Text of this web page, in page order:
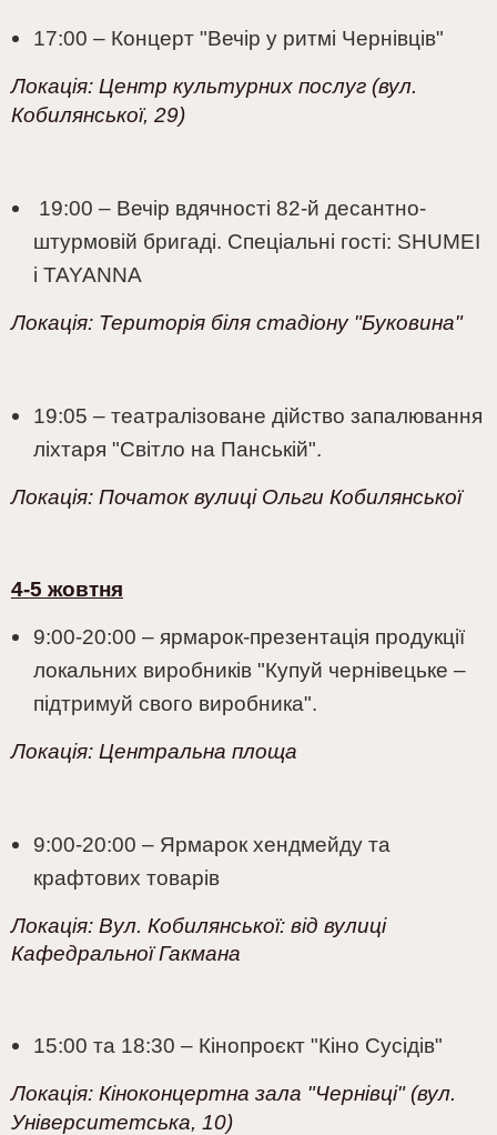
17:00 – Концерт "Вечір у ритмі Чернівців"
Локація: Центр культурних послуг (вул.
Кобилянської, 29)
19:00 – Вечір вдячності 82-й десантно-
штурмовій бригаді. Спеціальні гості: SHUMEI
і TAYANNA
Локація: Територія біля стадіону "Буковина"
19:05 – театралізоване дійство запалювання
ліхтаря "Світло на Панській".
Локація: Початок вулиці Ольги Кобилянської
4-5 жовтня
9:00-20:00 – ярмарок-презентація продукції
локальних виробників "Купуй чернівецьке –
підтримуй свого виробника".
Локація: Центральна площа
9:00-20:00 – Ярмарок хендмейду та
крафтових товарів
Локація: Вул. Кобилянської: від вулиці
Кафедральної Гакмана
15:00 та 18:30 – Кінопроєкт "Кіно Сусідів"
Локація: Кіноконцертна зала "Чернівці" (вул.
Університетська, 10)